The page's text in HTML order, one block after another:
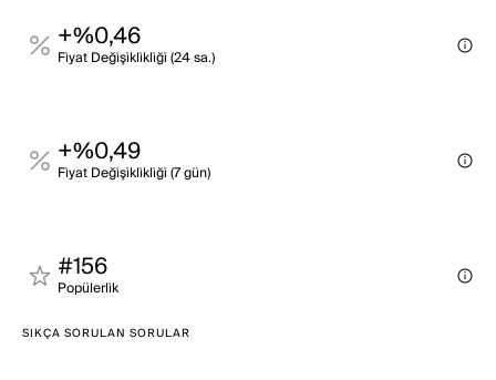
+%0,46
Fi̇yat Deği̇şi̇kli̇kli̇ği̇ (24 sa.)
+%0,49
Fi̇yat Deği̇şi̇kli̇kli̇ği̇ (7 gün)
#156
Popülerli̇k
SIKÇA SORULAN SORULAR